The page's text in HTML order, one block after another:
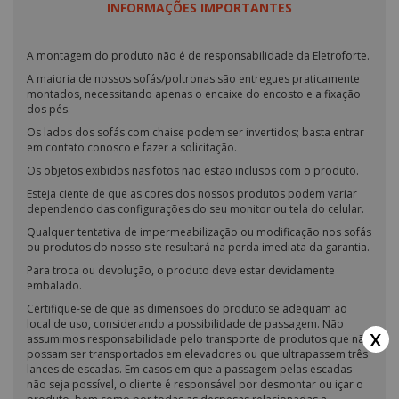
INFORMAÇÕES IMPORTANTES
A montagem do produto não é de responsabilidade da Eletroforte.
A maioria de nossos sofás/poltronas são entregues praticamente
montados, necessitando apenas o encaixe do encosto e a fixação
dos pés.
Os lados dos sofás com chaise podem ser invertidos; basta entrar
em contato conosco e fazer a solicitação.
Os objetos exibidos nas fotos não estão inclusos com o produto.
Esteja ciente de que as cores dos nossos produtos podem variar
dependendo das configurações do seu monitor ou tela do celular.
Qualquer tentativa de impermeabilização ou modificação nos sofás
ou produtos do nosso site resultará na perda imediata da garantia.
Para troca ou devolução, o produto deve estar devidamente
embalado.
Certifique-se de que as dimensões do produto se adequam ao
local de uso, considerando a possibilidade de passagem. Não
assumimos responsabilidade pelo transporte de produtos que não
possam ser transportados em elevadores ou que ultrapassem três
lances de escadas. Em casos em que a passagem pelas escadas
não seja possível, o cliente é responsável por desmontar ou içar o
x